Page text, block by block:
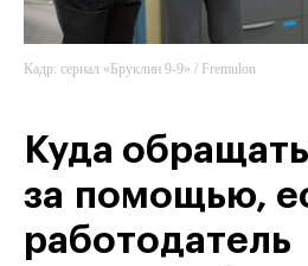
Кадр: сериал «Бруклин 9-9» / Fremulon
Куда
за помощью,
работодатель